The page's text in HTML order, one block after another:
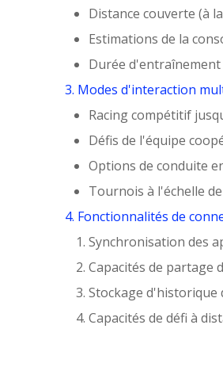
Distance couverte (à
Estimations de la
Durée
3. Modes d'interaction
Racing compétitif
Défis de l'équipe
Options de conduite
Tournois à l'échelle
4. Fonctionnalités de
Synchronisation des
Capacités de partage
Stockage
Capacités de défi à